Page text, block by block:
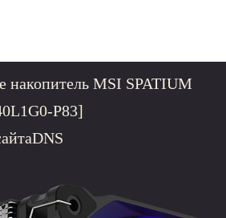
накопитель MSI SPATIUM
P83]
DNS